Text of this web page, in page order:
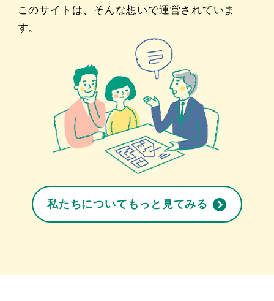
このサイトは、そんな想いで運営されていま
す。
私たちについてもっと見てみる